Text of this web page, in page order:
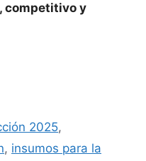
competitivo y
2025,
, insumos para la